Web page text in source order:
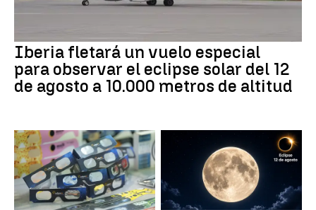
Iberia fletará un vuelo especial
para observar el eclipse solar del 12
de agosto a 10.000 metros de altitud